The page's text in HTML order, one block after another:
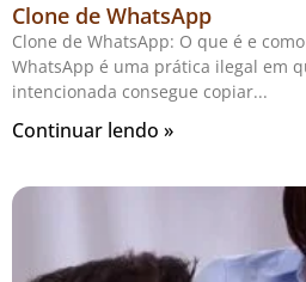
Clone de WhatsApp
Clone de WhatsApp: O que é e
WhatsApp é uma prática ilegal em
intencionada consegue copiar
Continuar lendo »